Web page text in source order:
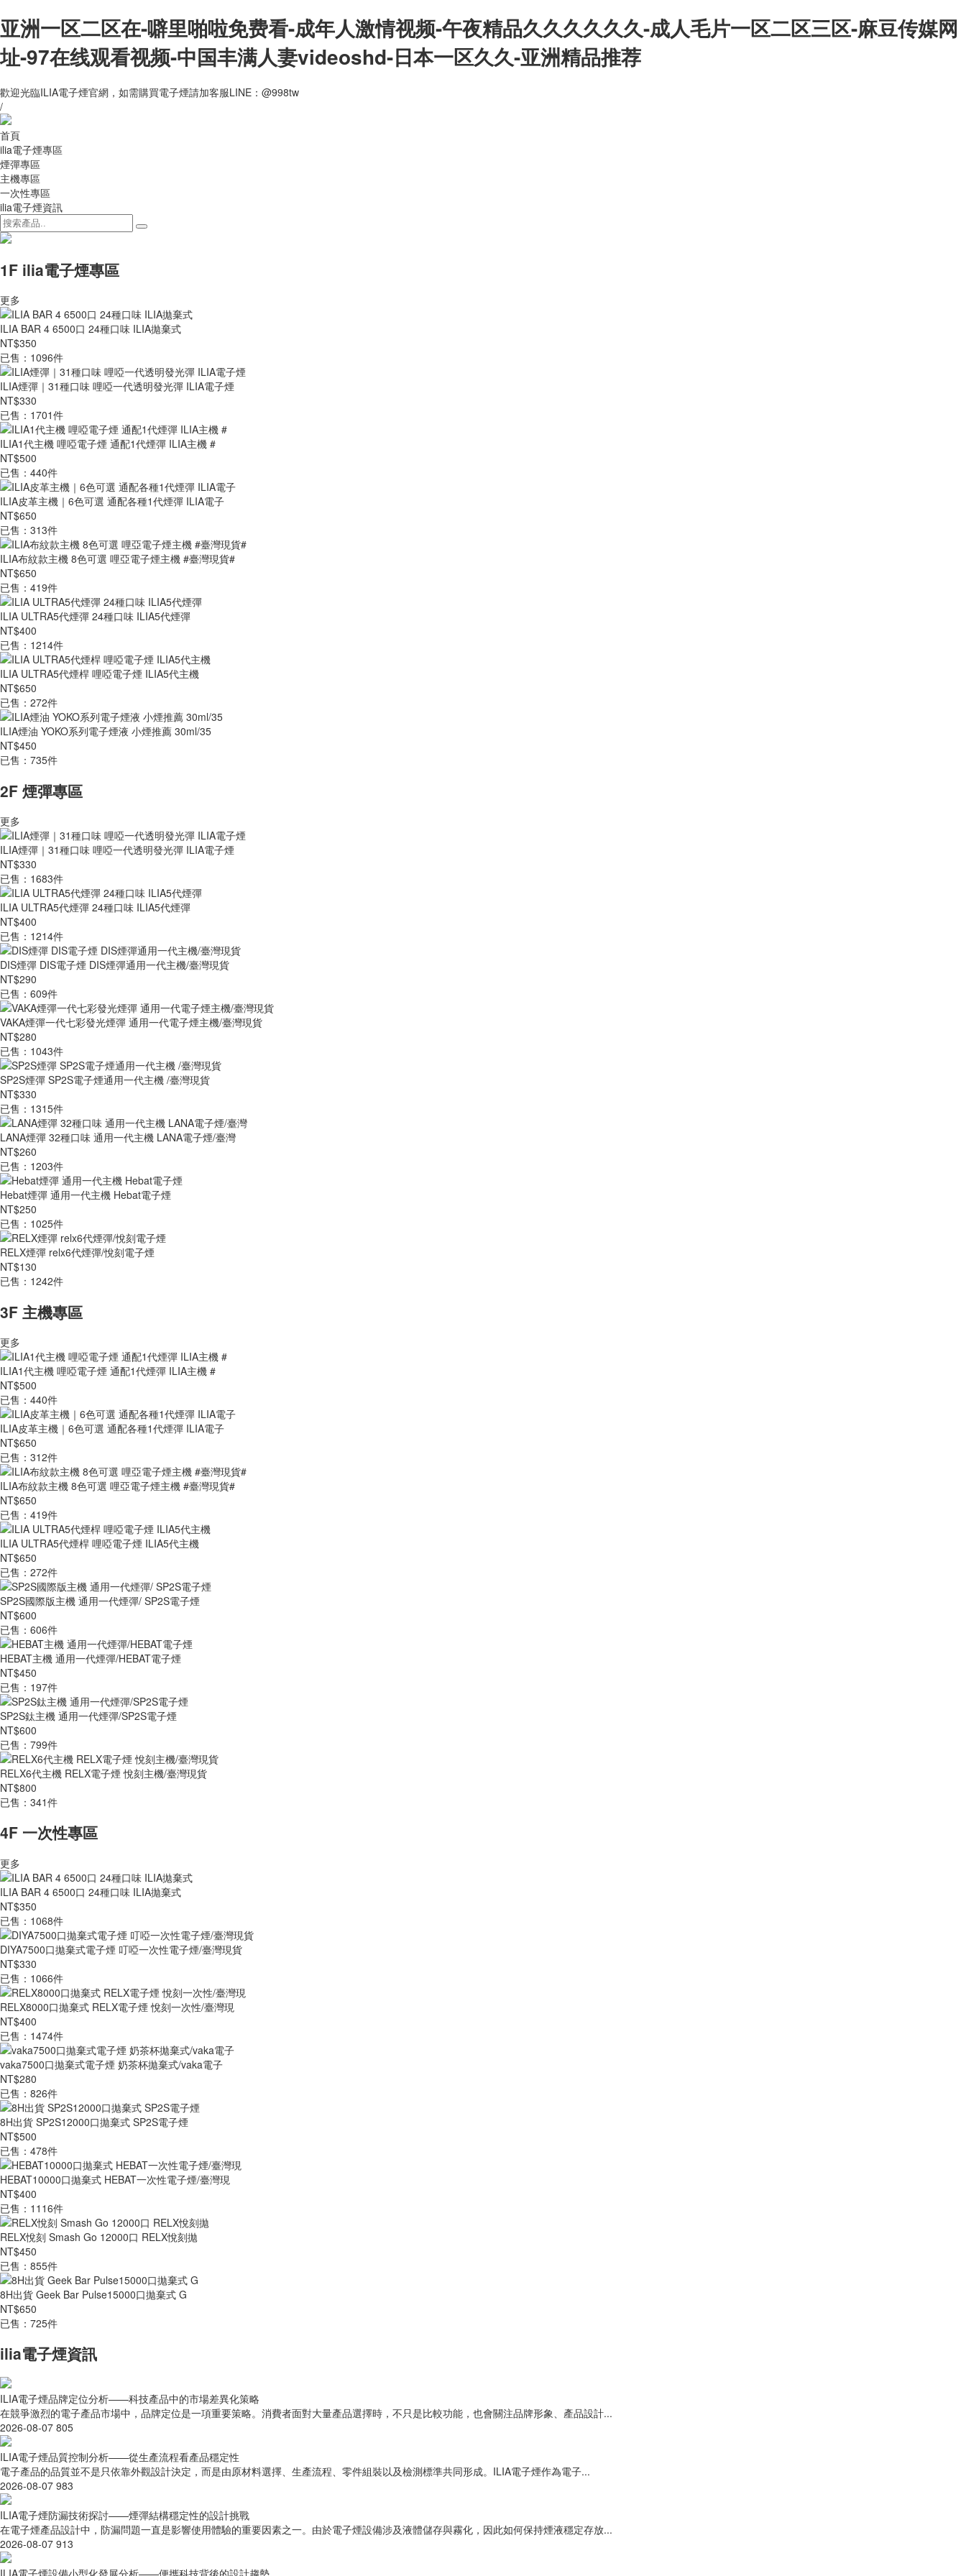
亚洲一区二区在-噼里啪啦免费看-成年人激情视频-午夜精品久久久久久久-成人毛片一区二区三区-麻豆传媒网
址-97在线观看视频-中国丰满人妻videoshd-日本一区久久-亚洲精品推荐
歡迎光臨ILIA電子煙官網，如需購買電子煙請加客服LINE：@998tw
/
首頁
ilia電子煙專區
煙彈專區
主機專區
一次性專區
ilia電子煙資訊
1F ilia電子煙專區
更多
ILIA BAR 4 6500口 24種口味 ILIA拋棄式
NT$350
已售：1096件
ILIA煙彈｜31種口味 哩啞一代透明發光彈 ILIA電子煙
NT$330
已售：1701件
ILIA1代主機 哩啞電子煙 通配1代煙彈 ILIA主機 #
NT$500
已售：440件
ILIA皮革主機｜6色可選 通配各種1代煙彈 ILIA電子
NT$650
已售：313件
ILIA布紋款主機 8色可選 哩亞電子煙主機 #臺灣現貨#
NT$650
已售：419件
ILIA ULTRA5代煙彈 24種口味 ILIA5代煙彈
NT$400
已售：1214件
ILIA ULTRA5代煙桿 哩啞電子煙 ILIA5代主機
NT$650
已售：272件
ILIA煙油 YOKO系列電子煙液 小煙推薦 30ml/35
NT$450
已售：735件
2F 煙彈專區
更多
ILIA煙彈｜31種口味 哩啞一代透明發光彈 ILIA電子煙
NT$330
已售：1683件
ILIA ULTRA5代煙彈 24種口味 ILIA5代煙彈
NT$400
已售：1214件
DIS煙彈 DIS電子煙 DIS煙彈通用一代主機/臺灣現貨
NT$290
已售：609件
VAKA煙彈一代七彩發光煙彈 通用一代電子煙主機/臺灣現貨
NT$280
已售：1043件
SP2S煙彈 SP2S電子煙通用一代主機 /臺灣現貨
NT$330
已售：1315件
LANA煙彈 32種口味 通用一代主機 LANA電子煙/臺灣
NT$260
已售：1203件
Hebat煙彈 通用一代主機 Hebat電子煙
NT$250
已售：1025件
RELX煙彈 relx6代煙彈/悅刻電子煙
NT$130
已售：1242件
3F 主機專區
更多
ILIA1代主機 哩啞電子煙 通配1代煙彈 ILIA主機 #
NT$500
已售：440件
ILIA皮革主機｜6色可選 通配各種1代煙彈 ILIA電子
NT$650
已售：312件
ILIA布紋款主機 8色可選 哩亞電子煙主機 #臺灣現貨#
NT$650
已售：419件
ILIA ULTRA5代煙桿 哩啞電子煙 ILIA5代主機
NT$650
已售：272件
SP2S國際版主機 通用一代煙彈/ SP2S電子煙
NT$600
已售：606件
HEBAT主機 通用一代煙彈/HEBAT電子煙
NT$450
已售：197件
SP2S鈦主機 通用一代煙彈/SP2S電子煙
NT$600
已售：799件
RELX6代主機 RELX電子煙 悅刻主機/臺灣現貨
NT$800
已售：341件
4F 一次性專區
更多
ILIA BAR 4 6500口 24種口味 ILIA拋棄式
NT$350
已售：1068件
DIYA7500口拋棄式電子煙 叮啞一次性電子煙/臺灣現貨
NT$330
已售：1066件
RELX8000口拋棄式 RELX電子煙 悅刻一次性/臺灣現
NT$400
已售：1474件
vaka7500口拋棄式電子煙 奶茶杯拋棄式/vaka電子
NT$280
已售：826件
8H出貨 SP2S12000口拋棄式 SP2S電子煙
NT$500
已售：478件
HEBAT10000口拋棄式 HEBAT一次性電子煙/臺灣現
NT$400
已售：1116件
RELX悅刻 Smash Go 12000口 RELX悅刻拋
NT$450
已售：855件
8H出貨 Geek Bar Pulse15000口拋棄式 G
NT$650
已售：725件
ilia電子煙資訊
ILIA電子煙品牌定位分析——科技產品中的市場差異化策略
在競爭激烈的電子產品市場中，品牌定位是一項重要策略。消費者面對大量產品選擇時，不只是比較功能，也會關注品牌形象、產品設計...
2026-08-07 805
ILIA電子煙品質控制分析——從生產流程看產品穩定性
電子產品的品質並不是只依靠外觀設計決定，而是由原材料選擇、生產流程、零件組裝以及檢測標準共同形成。ILIA電子煙作為電子...
2026-08-07 983
ILIA電子煙防漏技術探討——煙彈結構穩定性的設計挑戰
在電子煙產品設計中，防漏問題一直是影響使用體驗的重要因素之一。由於電子煙設備涉及液體儲存與霧化，因此如何保持煙液穩定存放...
2026-08-07 913
ILIA電子煙設備小型化發展分析——便攜科技背後的設計趨勢